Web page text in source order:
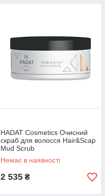
HADAT Cosmetics Очисний
скраб для волосся Hair&Scap
Mud Scrub
Немає в наявності
2 535 ₴